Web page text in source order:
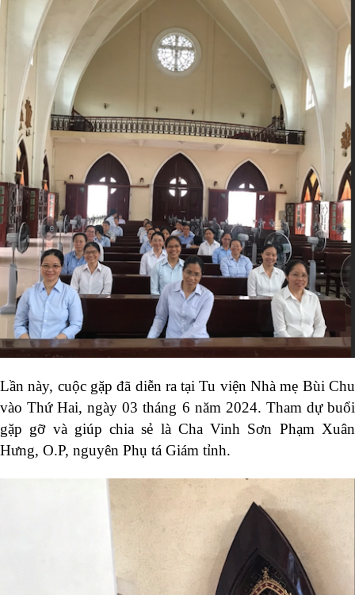
Lần này, cuộc gặp đã diễn ra tại Tu viện Nhà mẹ Bùi Chu
vào Thứ Hai, ngày 03 tháng 6 năm 2024. Tham dự buổi
gặp gỡ và giúp chia sẻ là Cha Vinh Sơn Phạm Xuân
Hưng, O.P, nguyên Phụ tá Giám tỉnh.